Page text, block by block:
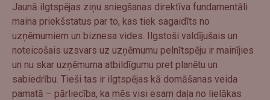
Jaunā ilgtspējas ziņu sniegšanas direktīva fundamentāli
maina priekšstatus par to, kas tiek sagaidīts no
uzņēmumiem un biznesa vides. Ilgstoši valdījušais un
noteicošais uzsvars uz uzņēmumu pelnītspēju ir mainījies
un nu skar uzņēmuma atbildīgumu pret planētu un
sabiedrību. Tieši tas ir ilgtspējas kā domāšanas veida
pamatā – pārliecība, ka mēs visi esam daļa no lielākas